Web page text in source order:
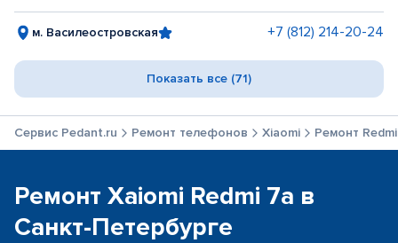
м. Василеостровская +7 (812) 214-20-24
Показать все (71)
Сервис Pedant.ru Ремонт телефонов Xiaomi Ремонт
Ремонт Xaiomi Redmi 7a в
Санкт-Петербурге